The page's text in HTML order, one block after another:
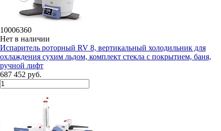
10006360
Нет в наличии
Испаритель роторный RV 8, вертикальный холодильник для
охлаждения сухим льдом, комплект стекла с покрытием, баня,
ручной лифт
687 452 руб.